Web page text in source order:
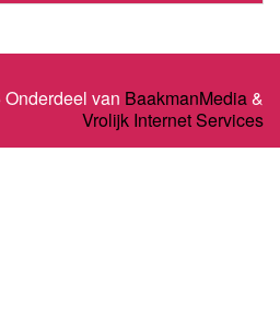
van BaakmanMedia&
Vrolijk Internet Services